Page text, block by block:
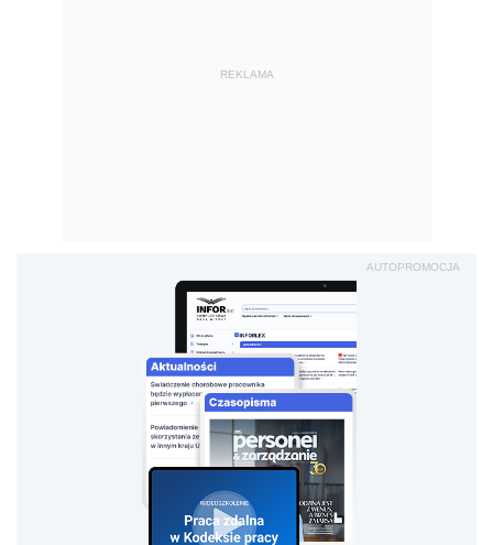
REKLAMA
AUTOPROMOCJA